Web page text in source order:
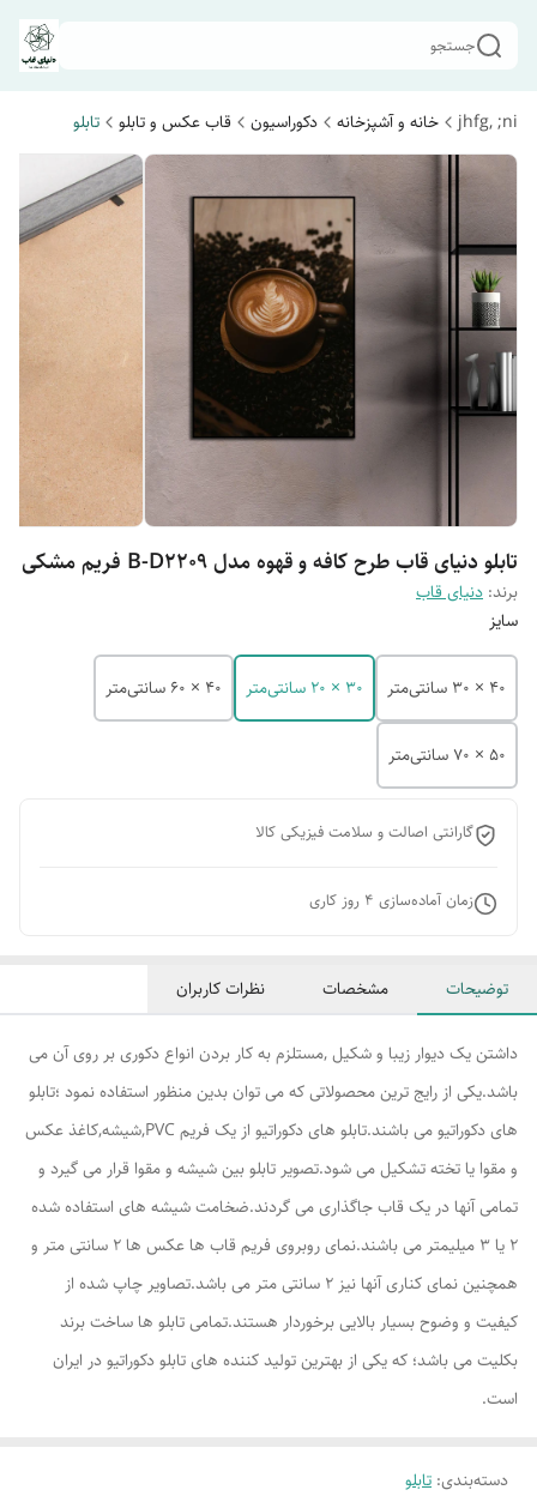
جستجو
jhfg, ;ni خانه و آشپزخانه دکوراسیون قاب عکس و تابلو تابلو
تابلو دنیای قاب طرح کافه و قهوه مدل B-D2209 فریم مشکی
برند: دنیای قاب
سایز
40 × 30 سانتی‌متر 30 × 20 سانتی‌متر 40 × 60 سانتی‌متر
50 × 70 سانتی‌متر
گارانتی اصالت و سلامت فیزیکی کالا
زمان آماده‌سازی 4 روز کاری
توضیحات مشخصات نظرات کاربران
داشتن یک دیوار زیبا و شکیل ,مستلزم به کار بردن انواع دکوری بر روی آن می
باشد.یکی از رایج ترین محصولاتی که می توان بدین منظور استفاده نمود ؛تابلو
های دکوراتیو می باشند.تابلو های دکوراتیو از یک فریم PVC,شیشه,کاغذ عکس
و مقوا یا تخته تشکیل می شود.تصویر تابلو بین شیشه و مقوا قرار می گیرد و
تمامی آنها در یک قاب جاگذاری می گردند.ضخامت شیشه های استفاده شده
2 یا 3 میلیمتر می باشند.نمای روبروی فریم قاب ها عکس ها 2 سانتی متر و
همچنین نمای کناری آنها نیز 2 سانتی متر می باشد.تصاویر چاپ شده از
کیفیت و وضوح بسیار بالایی برخوردار هستند.تمامی تابلو ها ساخت برند
بکلیت می باشد؛ که یکی از بهترین تولید کننده های تابلو دکوراتیو در ایران
است.
دسته‌بندی: تابلو